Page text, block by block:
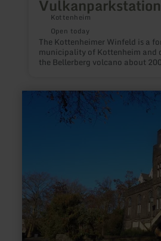
Vulkanparkstation
Kottenheim
Open today
The Kottenheimer Winfeld is a
municipality of Kottenheim and
the Bellerberg volcano about 200,000
volcano park as a landscape
Kaiserbahnhof